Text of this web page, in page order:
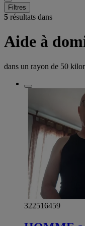
Filtres
5 résultats dans
Aide à
dans un rayon de 50
322516459